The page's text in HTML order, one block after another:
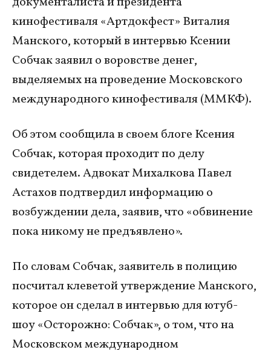
кинофестиваля «Артдокфест» Виталия
Манского, который в интервью Ксении
Собчак заявил о воровстве денег,
выделяемых на проведение Московского
международного кинофестиваля (ММКФ).
Об этом сообщила в своем блоге Ксения
Собчак, которая проходит по делу
свидетелем. Адвокат Михалкова Павел
Астахов подтвердил информацию о
возбуждении дела, заявив, что «обвинение
пока никому не предъявлено».
По словам Собчак, заявитель в полицию
посчитал клеветой утверждение Манского,
которое он сделал в интервью для ютуб-
шоу «Осторожно: Собчак», о том, что на
Московском международном